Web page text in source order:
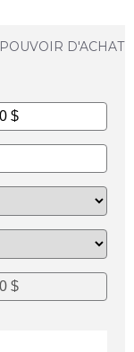
POUVOIR D'ACHAT